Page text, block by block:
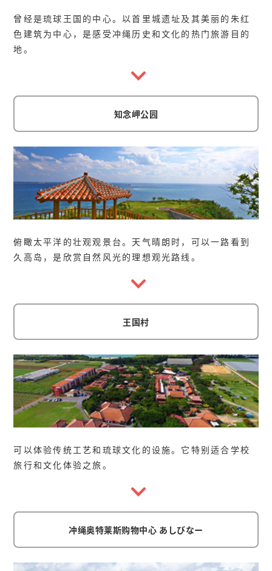
曾经是琉球王国的中心。以首里城遗址及其美丽的朱红
色建筑为中心，是感受冲绳历史和文化的热门旅游目的
地。
知念岬公园
俯瞰太平洋的壮观观景台。天气晴朗时，可以一路看到
久高岛，是欣赏自然风光的理想观光路线。
王国村
可以体验传统工艺和琉球文化的设施。它特别适合学校
旅行和文化体验之旅。
冲绳奥特莱斯购物中心 あしびなー